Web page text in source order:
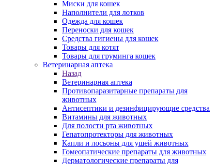
Миски для кошек
Наполнители для лотков
Одежда для кошек
Переноски для кошек
Средства гигиены для кошек
Товары для котят
Товары для груминга кошек
Ветеринарная аптека
Назад
Ветеринарная аптека
Противопаразитарные препараты для
животных
Антисептики и дезинфицирующие средства
Витамины для животных
Для полости рта животных
Гепатопротекторы для животных
Капли и лосьоны для ушей животных
Гомеопатические препараты для животных
Дерматологические препараты для